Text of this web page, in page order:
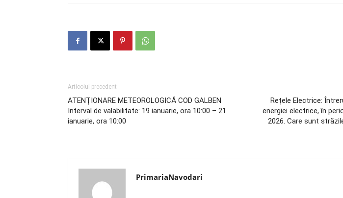
Articolul precedent
ATENȚIONARE METEOROLOGICĂ COD GALBEN
Interval de valabilitate: 19 ianuarie, ora 10:00 – 21
ianuarie, ora 10:00
Rețele Electrice:
energiei electrice, în
2026. Care sunt
PrimariaNavodari